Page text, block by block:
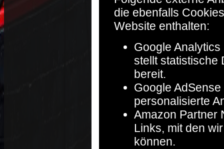
die ebenfalls
Website enthalten:
Google
stellt statistische
bereit.
Google
personalisierte
Amazon Partner
Links, mit den
können.